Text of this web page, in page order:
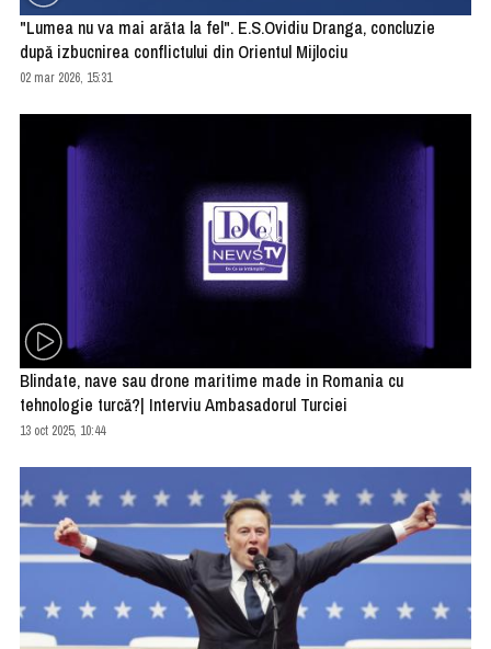
"Lumea nu va mai arăta la fel". E.S.Ovidiu Dranga, concluzie
după izbucnirea conflictului din Orientul Mijlociu
02 mar 2026, 15:31
Blindate, nave sau drone maritime made in Romania cu
tehnologie turcă?| Interviu Ambasadorul Turciei
13 oct 2025, 10:44